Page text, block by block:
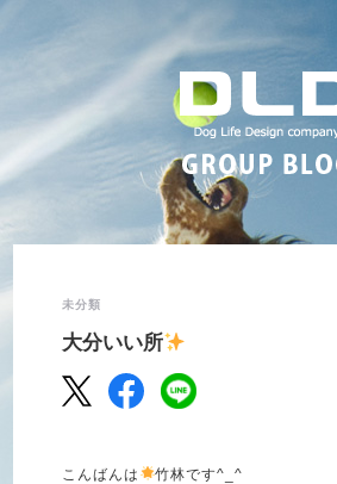
未分類
大分いい所
こんばんは 竹林です^_^